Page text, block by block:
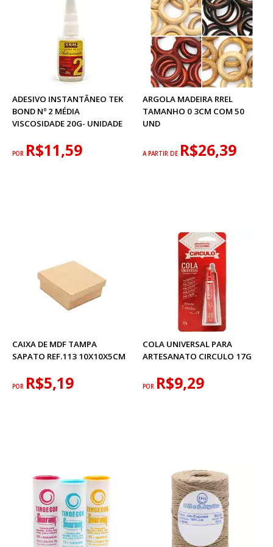
ADESIVO INSTANTÂNEO TEK
BOND Nº 2 MÉDIA
VISCOSIDADE 20G- UNIDADE
POR R$11,59
ARGOLA MADEIRA RREL
TAMANHO 0 3CM COM 50
UND
A PARTIR DE R$26,39
CAIXA DE MDF TAMPA
SAPATO REF.113 10X10X5CM
POR R$5,19
COLA UNIVERSAL PARA
ARTESANATO CIRCULO 17G
POR R$9,29